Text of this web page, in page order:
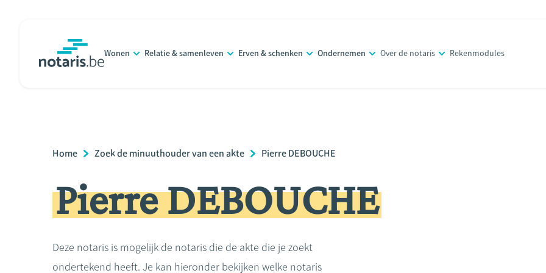
Wonen Relatie & samenleven Erven & schenken Ondernemen Over de notaris Rekenmodules
Breadcrumb
Home Zoek de minuuthouder van een akte Pierre DEBOUCHE
Pierre DEBOUCHE
Deze notaris is mogelijk de notaris die de akte die je zoekt
ondertekend heeft. Je kan hieronder bekijken welke notaris